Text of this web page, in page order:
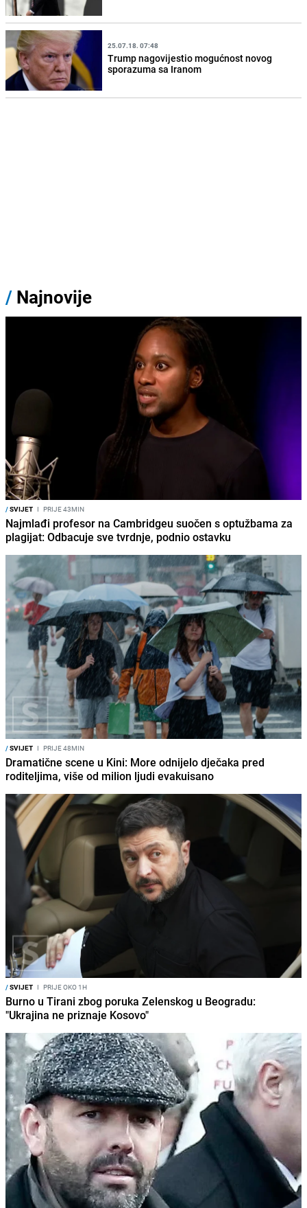
25.07.18. 07:48
Trump nagovijestio mogućnost novog
sporazuma sa Iranom
/ Najnovije
/SVIJET I PRIJE 43MIN
Najmlađi profesor na Cambridgeu suočen s optužbama za
plagijat: Odbacuje sve tvrdnje, podnio ostavku
/SVIJET I PRIJE 48MIN
Dramatične scene u Kini: More odnijelo dječaka pred
roditeljima, više od milion ljudi evakuisano
/SVIJET I PRIJE OKO 1H
Burno u Tirani zbog poruka Zelenskog u Beogradu:
"Ukrajina ne priznaje Kosovo"